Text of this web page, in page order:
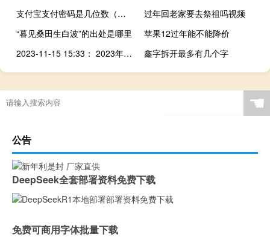
支付宝支付密码是几位数（支付宝支付密码）
过年回老家要去祭祖吗视频
“暮见桑田生白波”的出处是哪里
苹果12过年能不能降价
2023-11-15 15:33： 2023年11月15日15时7分，G25长深高速南京段由杭州往连云港方向1969K至1949K程桥枢纽至竹镇附近施工结束。2023年11月15日15时13分，S22盐蚌高速淮安段由盱眙往盐城方向12K东阳收费站出口施工结束。 ​​​
鑫字拆开最多有几个字
☚
公告
DeepSeek全套部署资料免费下载
免费可商用字体批量下载